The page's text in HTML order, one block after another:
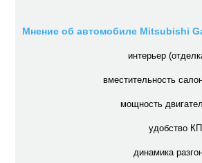
Мнение об автомобиле Mitsubishi
интерьер
вместительность
мощность
удобство
динамика